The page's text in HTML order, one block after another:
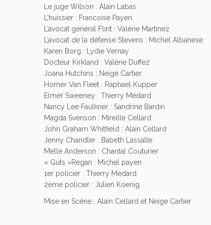
Le juge Wilson : Alain Labas
L’huissier : Francoise Payen
L’avocat général Flint : Valérie Martinez
L’avocat de la défense Stevens : Michel Albanese
Karen Borg : Lydie Vernay
Docteur Kirkland : Valérie Duffez
Joana Hutchins : Neige Cartier
Homer Van Fleet : Raphael Kupper
Elmer Sweeney : Thierry Médard
Nancy Lee Faulkner : Sandrine Bardin
Magda Svenson : Mireille Cellard
John Graham Whitfield : Alain Cellard
Jenny Chandler : Babeth Lassalle
Melle Anderson : Chantal Couturier
« Guts »Regan : Michel payen
1er policier : Thierry Médard
2ème policier : Julien Koenig
Mise en Scène : Alain Cellard et Neige Cartier